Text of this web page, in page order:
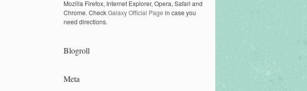
Mozilla Firefox, Internet Explorer, Opera, Safari and
Chrome. CheckGalaxy Official Page in case you
need directions.
Blogroll
Meta